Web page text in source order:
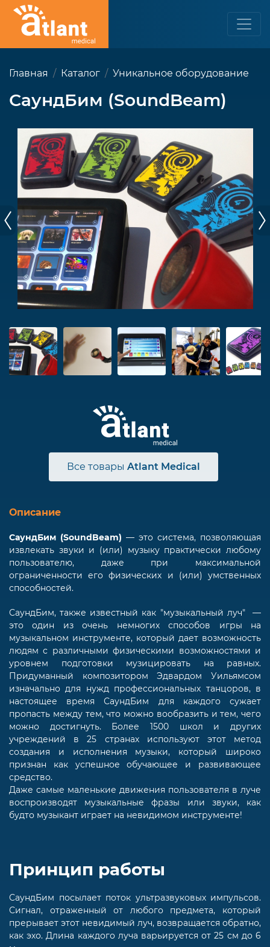
Главная Каталог Уникальное оборудование
СаундБим (SoundBeam)
Все товары Atlant Medical
Описание
СаундБим (SoundBeam) ― это система, позволяющая
извлекать звуки и (или) музыку практически любому
пользователю, даже при максимальной
ограниченности его физических и (или) умственных
способностей.
СаундБим, также известный как "музыкальный луч" —
это один из очень немногих способов игры на
музыкальном инструменте, который дает возможность
людям с различными физическими возможностями и
уровнем подготовки музицировать на равных.
Придуманный композитором Эдвардом Уильямсом
изначально для нужд профессиональных танцоров, в
настоящее время СаундБим для каждого сужает
пропасть между тем, что можно вообразить и тем, чего
можно достигнуть. Более 1500 школ и других
учреждений в 25 странах используют этот метод
создания и исполнения музыки, который широко
признан как успешное обучающее и развивающее
средство.
Даже самые маленькие движения пользователя в луче
воспроизводят музыкальные фразы или звуки, как
будто музыкант играет на невидимом инструменте!
Принцип работы
СаундБим посылает поток ультразвуковых импульсов.
Сигнал, отраженный от любого предмета, который
прерывает этот невидимый луч, возвращается обратно,
как эхо. Длина каждого луча варьируется от 25 см до 6